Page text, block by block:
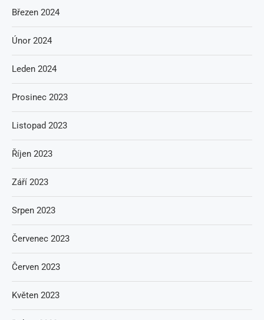
Březen 2024
Únor 2024
Leden 2024
Prosinec 2023
Listopad 2023
Říjen 2023
Září 2023
Srpen 2023
Červenec 2023
Červen 2023
Květen 2023